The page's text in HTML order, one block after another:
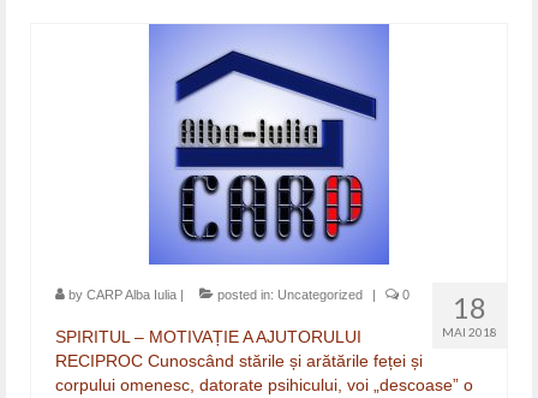
18
MAI 2018
by CARP Alba Iulia posted in: Uncategorized 0
SPIRITUL – MOTIVAȚIE A AJUTORULUI
RECIPROC Cunoscând stările și arătările feței și
corpului omenesc, datorate psihicului, voi „descoase” o